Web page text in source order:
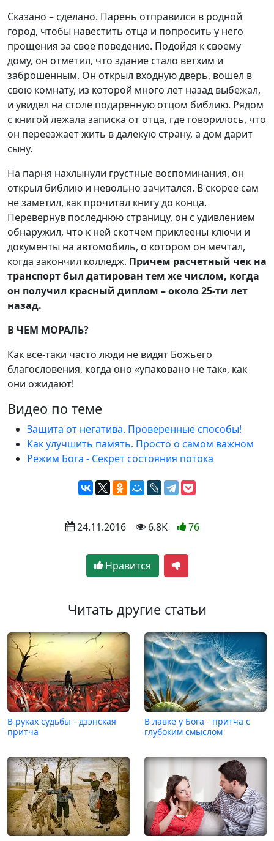
Сказано – сделано. Парень отправился в родной
город, чтобы навестить отца и попросить у него
прощения за свое поведение. Подойдя к своему
дому, он отметил, что здание стало ветхим и
заброшенным. Он открыл входную дверь, вошел в
свою комнату, из которой много лет назад выбежал,
и увидел на столе подаренную отцом библию. Рядом
с книгой лежала записка от отца, где говорилось, что
он переезжает жить в далекую страну, а дом дарит
сыну.
На парня нахлынули грустные воспоминания, он
открыл библию и невольно зачитался. В скорее сам
не заметил, как прочитал книгу до конца.
Перевернув последнюю страницу, он с удивлением
обнаружил, что к ней скотчем приклеены ключи и
документы на автомобиль, о котором он мечтал,
когда закончил колледж. Причем расчетный чек на
транспорт был датирован тем же числом, когда
он получил красный диплом – около 25-ти лет
назад.
В ЧЕМ МОРАЛЬ?
Как все-таки часто люди не видят Божьего
благословения, когда оно «упаковано не так», как
они ожидают!
Видео по теме
Защита от негатива. Проверенные способы!
Как улучшить память. Просто о самом важном
Режим Бога - Секрет состояния потока
24.11.2016 6.8K 76
Нравится
Читать другие статьи
В руках судьбы - дзэнская
притча
В лавке у Бога - притча с
глубоким смыслом